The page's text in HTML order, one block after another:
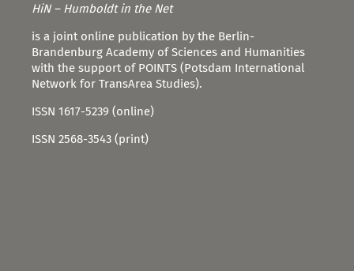
HiN – Humboldt in the Net
is a joint online publication by the Berlin-
Brandenburg Academy of Sciences and Humanities
with the support of POINTS (Potsdam International
Network for TransArea Studies).
ISSN 1617-5239 (online)
ISSN 2568-3543 (print)